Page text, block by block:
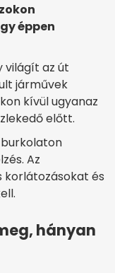
éppen
világít az út
járművek
kívül ugyanaz
előtt.
Az
korlátozásokat és
hányan